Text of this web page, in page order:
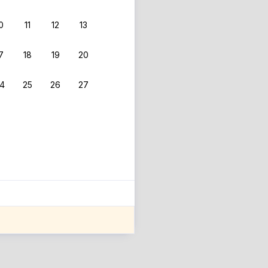
11 12 13
18 19 20
25 26 27